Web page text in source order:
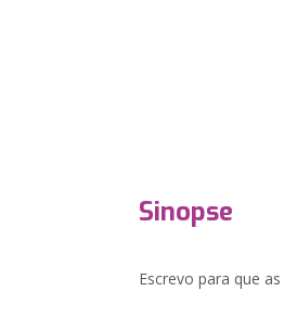
Sinopse
Escrevo para que